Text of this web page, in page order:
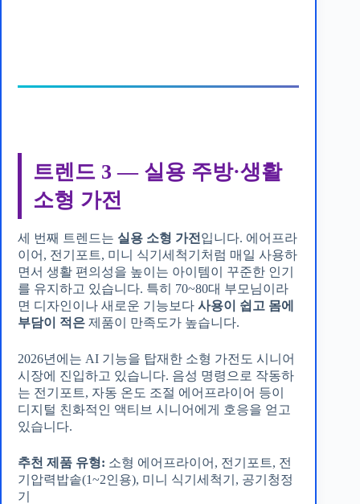
트렌드 3 — 실용 주방·생활
소형 가전
세 번째 트렌드는 실용 소형 가전 입니다. 에어프라
이어, 전기포트, 미니 식기세척기처럼 매일 사용하
면서 생활 편의성을 높이는 아이템이 꾸준한 인기
를 유지하고 있습니다. 특히 70~80대 부모님이라
면 디자인이나 새로운 기능보다 사용이 쉽고 몸에
부담이 적은 제품이 만족도가 높습니다.
2026년에는 AI 기능을 탑재한 소형 가전도 시니어
시장에 진입하고 있습니다. 음성 명령으로 작동하
는 전기포트, 자동 온도 조절 에어프라이어 등이
디지털 친화적인 액티브 시니어에게 호응을 얻고
있습니다.
추천 제품 유형: 소형 에어프라이어, 전기포트, 전
기압력밥솥(1~2인용), 미니 식기세척기, 공기청정
기